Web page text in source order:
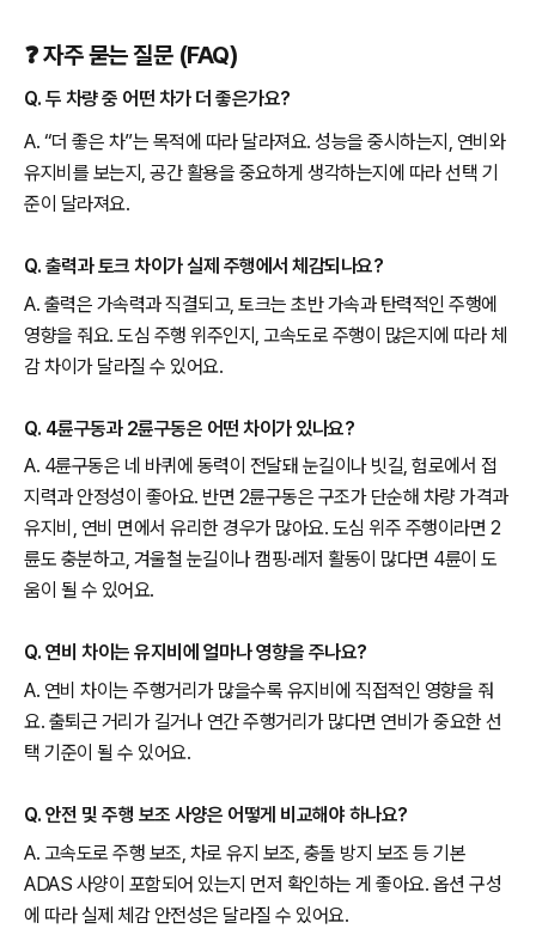
❓ 자주 묻는 질문 (FAQ)
Q. 두 차량 중 어떤 차가 더 좋은가요?
A. “더 좋은 차”는 목적에 따라 달라져요. 성능을 중시하는지, 연비와
유지비를 보는지, 공간 활용을 중요하게 생각하는지에 따라 선택 기
준이 달라져요.
Q. 출력과 토크 차이가 실제 주행에서 체감되나요?
A. 출력은 가속력과 직결되고, 토크는 초반 가속과 탄력적인 주행에
영향을 줘요. 도심 주행 위주인지, 고속도로 주행이 많은지에 따라 체
감 차이가 달라질 수 있어요.
Q. 4륜구동과 2륜구동은 어떤 차이가 있나요?
A. 4륜구동은 네 바퀴에 동력이 전달돼 눈길이나 빗길, 험로에서 접
지력과 안정성이 좋아요. 반면 2륜구동은 구조가 단순해 차량 가격과
유지비, 연비 면에서 유리한 경우가 많아요. 도심 위주 주행이라면 2
륜도 충분하고, 겨울철 눈길이나 캠핑·레저 활동이 많다면 4륜이 도
움이 될 수 있어요.
Q. 연비 차이는 유지비에 얼마나 영향을 주나요?
A. 연비 차이는 주행거리가 많을수록 유지비에 직접적인 영향을 줘
요. 출퇴근 거리가 길거나 연간 주행거리가 많다면 연비가 중요한 선
택 기준이 될 수 있어요.
Q. 안전 및 주행 보조 사양은 어떻게 비교해야 하나요?
A. 고속도로 주행 보조, 차로 유지 보조, 충돌 방지 보조 등 기본
ADAS 사양이 포함되어 있는지 먼저 확인하는 게 좋아요. 옵션 구성
에 따라 실제 체감 안전성은 달라질 수 있어요.